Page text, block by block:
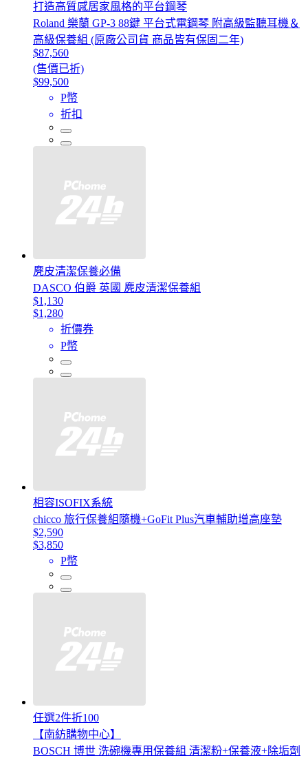
打造高質感居家風格的平台鋼琴
Roland 樂蘭 GP-3 88鍵 平台式電鋼琴 附高級監聽耳機＆
高級保養組 (原廠公司貨 商品皆有保固二年)
$87,560
(售價已折)
$99,500
P幣
折扣
麂皮清潔保養必備
DASCO 伯爵 英國 麂皮清潔保養組
$1,130
$1,280
折價券
P幣
相容ISOFIX系統
chicco 旅行保養組隨機+GoFit Plus汽車輔助增高座墊
$2,590
$3,850
P幣
任選2件折100
【南紡購物中心】
BOSCH 博世 洗碗機專用保養組 清潔粉+保養液+除垢劑